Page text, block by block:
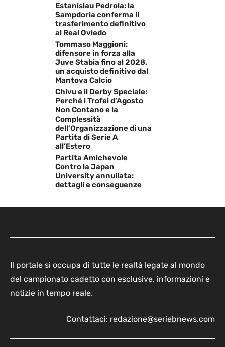
Estanislau Pedrola: la
Sampdoria conferma il
trasferimento definitivo
al Real Oviedo
Tommaso Maggioni:
difensore in forza alla
Juve Stabia fino al 2028,
un acquisto definitivo dal
Mantova Calcio
Chivu e il Derby Speciale:
Perché i Trofei d’Agosto
Non Contano e la
Complessità
dell’Organizzazione di una
Partita di Serie A
all’Estero
Partita Amichevole
Contro la Japan
University annullata:
dettagli e conseguenze
Il portale si occupa di tutte le realtà legate al mondo
del campionato cadetto con esclusive, informazioni e
notizie in tempo reale.
Contattaci: redazione@seriebnews.com